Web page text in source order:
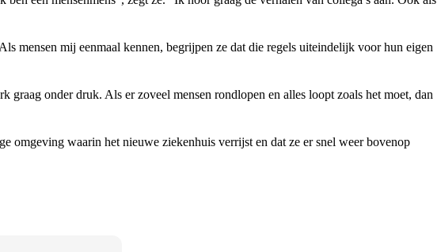
mensen mij eenmaal kennen, begrijpen ze dat die regels uiteindelijk voor hun eigen
onder druk. Als er zoveel mensen rondlopen en alles loopt zoals het moet, dan
omgeving waarin het nieuwe ziekenhuis verrijst en dat ze er snel weer bovenop